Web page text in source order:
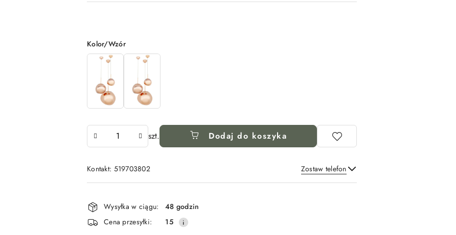
Wariant
Kolor/Wzór
szt. Dodaj do koszyka
Kontakt: 519703802 Zostaw telefon
Wyślij
Dostępność
i
dostawa
Wysyłka w ciągu:
48 godzin
Cena przesyłki:
15